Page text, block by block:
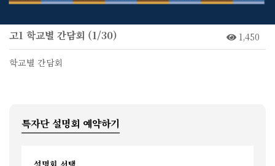
고1 학교별 간담회 (1/30) 1,450
학교별 간담회
특자단 설명회 예약하기
설명회 선택